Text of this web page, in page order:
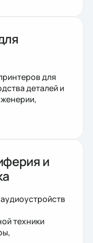
для
деталей и
и
техники